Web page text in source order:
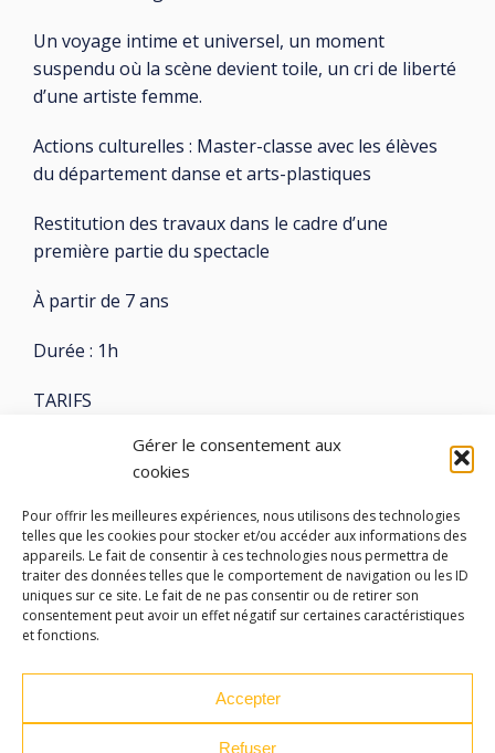
Gérer le consentement aux
cookies
Pour offrir les meilleures expériences, nous utilisons des technologies
telles que les cookies pour stocker et/ou accéder aux informations des
appareils. Le fait de consentir à ces technologies nous permettra de
traiter des données telles que le comportement de navigation ou les ID
uniques sur ce site. Le fait de ne pas consentir ou de retirer son
consentement peut avoir un effet négatif sur certaines caractéristiques
et fonctions.
Accepter
Refuser
Un voyage intime et universel, un moment
suspendu où la scène devient toile, un cri de liberté
d’une artiste femme.
Actions culturelles : Master-classe avec les élèves
du département danse et arts-plastiques
Restitution des travaux dans le cadre d’une
première partie du spectacle
À partir de 7 ans
Durée : 1h
TARIFS
Plein Tarif : 10€
Réservations : Dès le 13 Mars 2026
LES ATELIERS DES ARTS